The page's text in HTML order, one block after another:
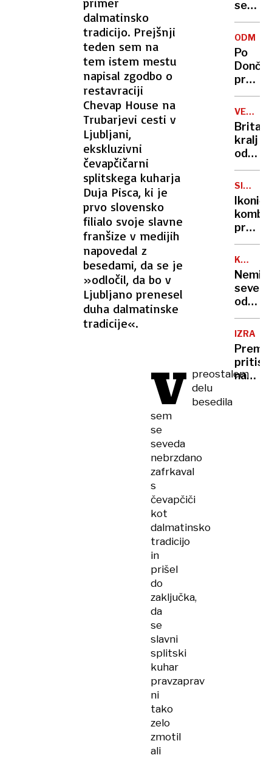
dalmatinsko
tradicijo. Prejšnji
teden sem na
tem istem mestu
napisal zgodbo o
restavraciji
Chevap House na
Trubarjevi cesti v
Ljubljani,
ekskluzivni
čevapčičarni
splitskega kuharja
Duja Pisca, ki je
prvo slovensko
filialo svoje slavne
franšize v medijih
napovedal z
besedami, da se je
»odločil, da bo v
Ljubljano prenesel
duha dalmatinske
tradicije«.
V preostalem
delu
besedila
sem
se
seveda
nebrzdano
zafrkaval
s
čevapčiči
kot
dalmatinsko
tradicijo
in
prišel
do
zaključka,
da
se
slavni
splitski
kuhar
pravzaprav
ni
tako
zelo
zmotil
ali
se
cilji
vlade
Po
Karma
je
psica,
Nico
pa
njen
sin
VELIKA
kralj
zaradi
raka
SIMBOL
kombi
75.
rojstni
dan
Nemir
od
ZDA
IZRAEL
na